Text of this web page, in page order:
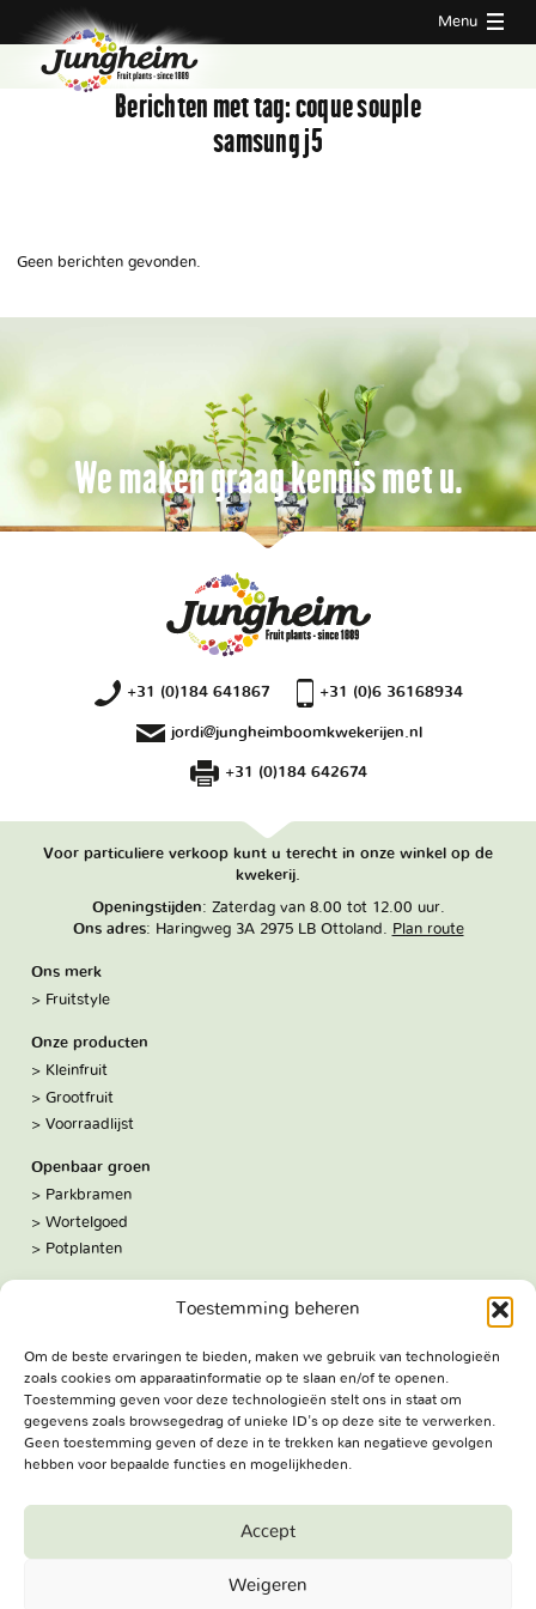
Toestemming beheren
Om de beste ervaringen te bieden, maken we gebruik van technologieën
zoals cookies om apparaatinformatie op te slaan en/of te openen.
Toestemming geven voor deze technologieën stelt ons in staat om
gegevens zoals browsegedrag of unieke ID's op deze site te verwerken.
Geen toestemming geven of deze in te trekken kan negatieve gevolgen
hebben voor bepaalde functies en mogelijkheden.
Accept
Weigeren
Menu
Berichten met tag:coque souple
samsung j5
Geen berichten gevonden.
We maken graag kennis met u.
+31 (0)184 641867 +31 (0)6 36168934
jordi@jungheimboomkwekerijen.nl
+31 (0)184 642674
Voor particuliere verkoop kunt u terecht in onze winkel op de
kwekerij.
Openingstijden: Zaterdag van 8.00 tot 12.00 uur.
Ons adres: Haringweg 3A 2975 LB Ottoland. Plan route
Ons merk
Fruitstyle
Onze producten
Kleinfruit
Grootfruit
Voorraadlijst
Openbaar groen
Parkbramen
Wortelgoed
Potplanten
Volg ons:
Facebook
Bezoekadres
Haringweg 3A
2975 LB Ottoland
Reserved.